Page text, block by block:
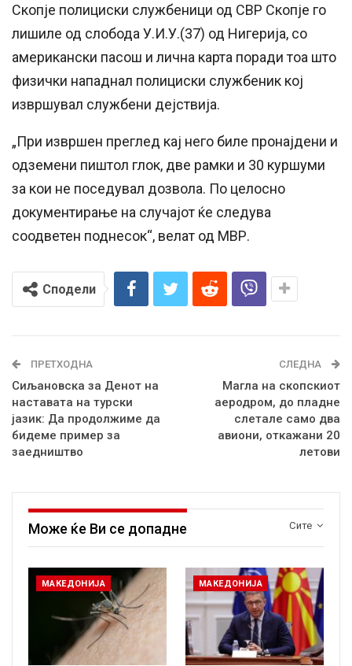
Скопје полициски службеници од СВР Скопје го
лишиле од слобода У.И.У.(37) од Нигерија, со
американски пасош и лична карта поради тоа што
физички нападнал полициски службеник кој
извршувал службени дејствија.
„При извршен преглед кај него биле пронајдени и
одземени пиштол глок, две рамки и 30 куршуми
за кои не поседувал дозвола. По целосно
документирање на случајот ќе следува
соодветен поднесок“, велат од МВР.
Сподели
ПРЕТХОДНА
Сиљановска за Денот на
наставата на турски
јазик: Да продолжиме да
бидеме пример за
заедништво
СЛЕДНА
Магла на скопскиот
аеродром, до пладне
слетале само два
авиони, откажани 20
летови
Сите
Може ќе Ви се допадне
МАКЕДОНИЈА МАКЕДОНИЈА